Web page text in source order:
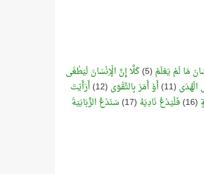
مَا لَمْ يَعْلَمْ (5)
كَلَّا إِنَّ الْإِنْسَانَ لَيَطْغَى
الْهُدَى (11) أَوْ أَمَرَ بِالتَّقْوَى (12)
أَرَأَيْتَ
(16) فَلْيَدْعُ نَادِيَهُ (17)
سَنَدْعُ الزَّبَانِيَةَ